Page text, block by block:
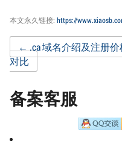
本文永久链接: https://
Post
navigation
← .ca 域名介绍及注册价
对比
备案客服